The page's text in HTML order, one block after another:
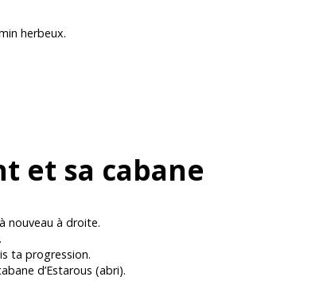
herbeux.
et sa cabane
nouveau à droite.
ta progression.
d’Estarous (abri).